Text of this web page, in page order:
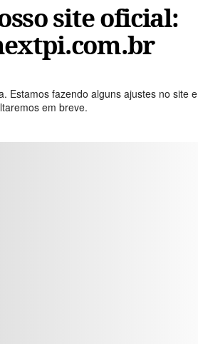
site oficial:
Estamos fazendo alguns ajustes no site e
em breve.